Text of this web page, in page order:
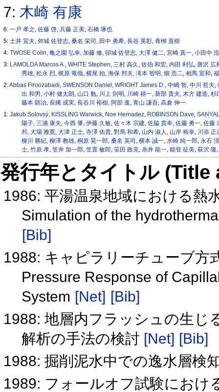
7:木崎 有康
6:一戸 孝之 ,佐藤 啓,兵藤 正美,石橋 琢也
5:土井 宣夫,夘城 佐登志,桑名 栄司 , 田中 勇希,長谷 英彰,青栁 直樹
4:TWOSE Colin,亀之園 弘幸,加藤 修, 卯城 佐登志,大澤 健二,宮崎 真一,小田中
3: LAMOLDA Marcos A.,WHITE Stephen,三村 高久 ,佐伯 和宏, 内田 利弘, 唐沢 広
秀雄, 松永 烈, 梶原 竜哉, 横尾 始, 海保 邦夫, 滝本 智明 , 畑 浩二, 相馬 宣和,
2:Abbas Firoozabadi,SWENSON Daniel ,WRIGHT James D.,中嶋 智,中川 哲夫,
出 和男, 小村 健太朗, 山口 勉, 川上 則明 , 川崎 耕一, 新部 貴夫, 木方 建造, 杉
藤本 顕治, 長縄 成実, 長谷川 裕樹, 阿部 進, 青山 謙吾, 高倉 伸一
1:Jakub Solovsý, KISSLING Warwick, Noe Hernadez, ROBINSON Dave,
陽子, 三浦 康夫, 今西 肇, 伊藤 久敏, 佐々木 宗建, 佐脇 貴幸, 佐藤 勇一, 佐藤
邦, 大場 雅寛, 大津 正士, 寺澤 佑貴, 對馬 和希, 山内 淑人 , 山岸 裕幸, 川添 正
柳川 勝紀, 柳澤 教雄, 桐原 晃一郎, 桑名 英司 , 横本 誠一, 水崎 純一郎, 永石
士, 竹原 孝, 笠井 加一郎, 笠置 敏郎, 笹田 政克, 糸井 龍一, 能登 征美, 荻沢 隆,
発行年とタイトル
1986: 平湯温泉地域における熱
Simulation of the
[Bib]
1988: キャピラリーチューブ方
Pressure Response of
System [Net] [Bib]
1988: 地層内フラッシュの生じ
解析の手法の検討 [Net] [Bib]
1988: 掘削泥水中での逸水層検
1989: フォールオフ試験におけ